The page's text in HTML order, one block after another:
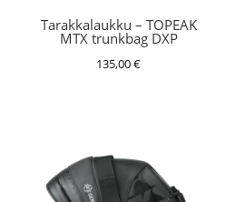
Tarakkalaukku – TOPEAK
MTX trunkbag DXP
135,00€